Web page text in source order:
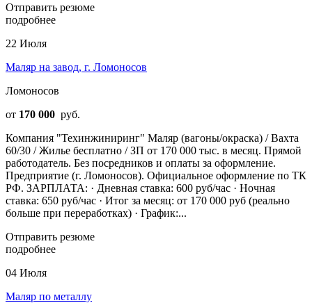
Отправить резюме
подробнее
22 Июля
Маляр на завод, г. Ломоносов
Ломоносов
от 170 000 руб.
Компания "Техинжиниринг" Маляр (вагоны/окраска) / Вахта
60/30 / Жилье бесплатно / ЗП от 170 000 тыс. в месяц. Прямой
работодатель. Без посредников и оплаты за оформление.
Предприятие (г. Ломоносов). Официальное оформление по ТК
РФ. ЗАРПЛАТА: · Дневная ставка: 600 руб/час · Ночная
ставка: 650 руб/час · Итог за месяц: от 170 000 руб (реально
больше при переработках) · График:...
Отправить резюме
подробнее
04 Июля
Маляр по металлу